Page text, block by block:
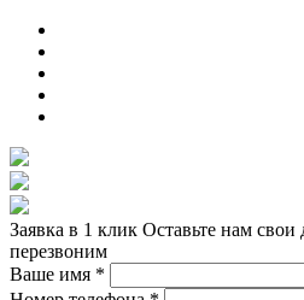
Заявка в 1 клик Оставьте нам
перезвоним
Ваше имя *